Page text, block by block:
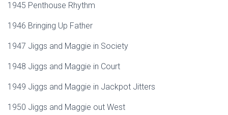
1945 Penthouse Rhythm
1946 Bringing Up Father
1947 Jiggs and Maggie in Society
1948 Jiggs and Maggie in Court
1949 Jiggs and Maggie in Jackpot Jitters
1950 Jiggs and Maggie out West